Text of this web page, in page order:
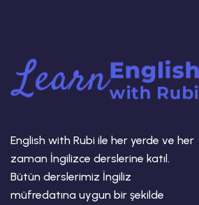
English with Rubi ile her yerde ve her
zaman İngilizce derslerine katıl.
Bütün derslerimiz İngiliz
müfredatına uygun bir şekilde